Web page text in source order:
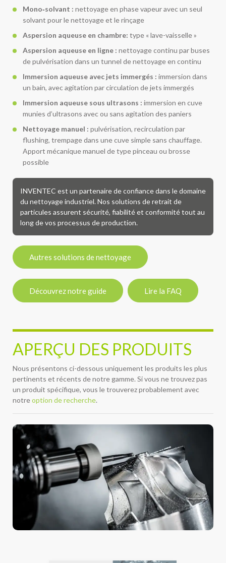
Mono‑solvant : nettoyage en phase vapeur avec un seul
solvant pour le nettoyage et le rinçage
Aspersion aqueuse en chambre: type « lave-vaisselle »
Aspersion aqueuse en ligne : nettoyage continu par buses
de pulvérisation dans un tunnel de nettoyage en continu
Immersion aqueuse avec jets immergés : immersion dans
un bain, avec agitation par circulation de jets immergés
Immersion aqueuse sous ultrasons : immersion en cuve
munies d’ultrasons avec ou sans agitation des paniers
Nettoyage manuel : pulvérisation, recirculation par
flushing, trempage dans une cuve simple sans chauffage.
Apport mécanique manuel de type pinceau ou brosse
possible
INVENTEC est un partenaire de confiance dans le domaine
du nettoyage industriel. Nos solutions de retrait de
particules assurent sécurité, fiabilité et conformité tout au
long de vos processus de production.
Autres solutions de nettoyage
Découvrez notre guide Lire la FAQ
APERÇU DES PRODUITS
Nous présentons ci-dessous uniquement les produits les plus
pertinents et récents de notre gamme. Si vous ne trouvez pas
un produit spécifique, vous le trouverez probablement avec
notreoption de recherche.